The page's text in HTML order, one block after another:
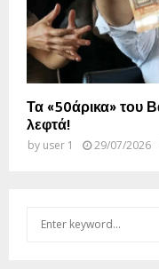
Τα «50άρικα» του
λεφτά!
by user 1 29/07/2026